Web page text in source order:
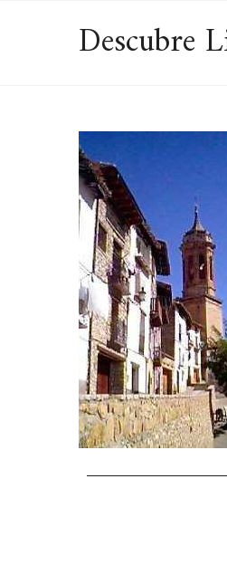
Descubre